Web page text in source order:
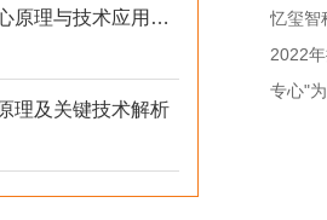
无线压强传感器核心原理与技术应用解析
理及关键技术解析
忆玺智
2022
专心"